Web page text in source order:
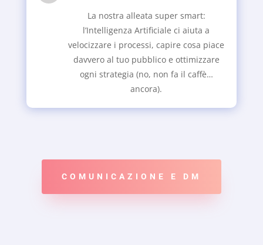
La nostra alleata super smart:
l’Intelligenza Artificiale ci aiuta a
velocizzare i processi, capire cosa piace
davvero al tuo pubblico e ottimizzare
ogni strategia (no, non fa il caffè…
ancora).
COMUNICAZIONE E DM